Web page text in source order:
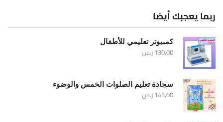
ربما يعجبك أيضا
كمبيوتر تعليمي للأطفال
130,00ر.س
سجادة تعليم الصلوات الخمس والوضوء
145,00ر.س